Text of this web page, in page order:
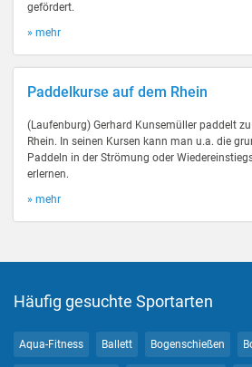
gefördert.
» mehr
Paddelkurse auf dem Rhein
(Laufenburg) Gerhard Kunsemüller paddelt
Rhein. In seinen Kursen kann man u.a. die
Paddeln in der Strömung oder
erlernen.
» mehr
Häufig gesuchte Sportarten
Aqua-Fitness Ballett Bogenschießen